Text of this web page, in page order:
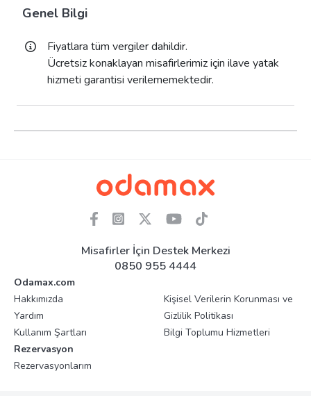
Genel Bilgi
Fiyatlara tüm vergiler dahildir.
Ücretsiz konaklayan misafirlerimiz için ilave yatak
hizmeti garantisi verilememektedir.
Misafirler İçin Destek Merkezi
0850 955 4444
Odamax.com
Hakkımızda
Yardım
Kullanım Şartları
Kişisel Verilerin Korunması ve
Gizlilik Politikası
Bilgi Toplumu Hizmetleri
Rezervasyon
Rezervasyonlarım